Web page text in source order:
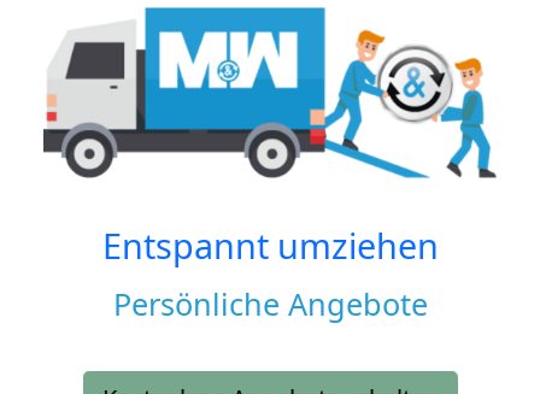
Entspannt umziehen
Persönliche Angebote